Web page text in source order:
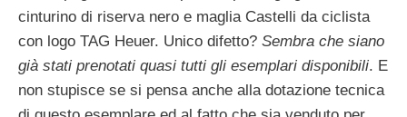
cinturino di riserva nero e maglia Castelli da ciclista
con logo TAG Heuer. Unico difetto? Sembra che siano
già stati prenotati quasi tutti gli esemplari disponibili. E
non stupisce se si pensa anche alla dotazione tecnica